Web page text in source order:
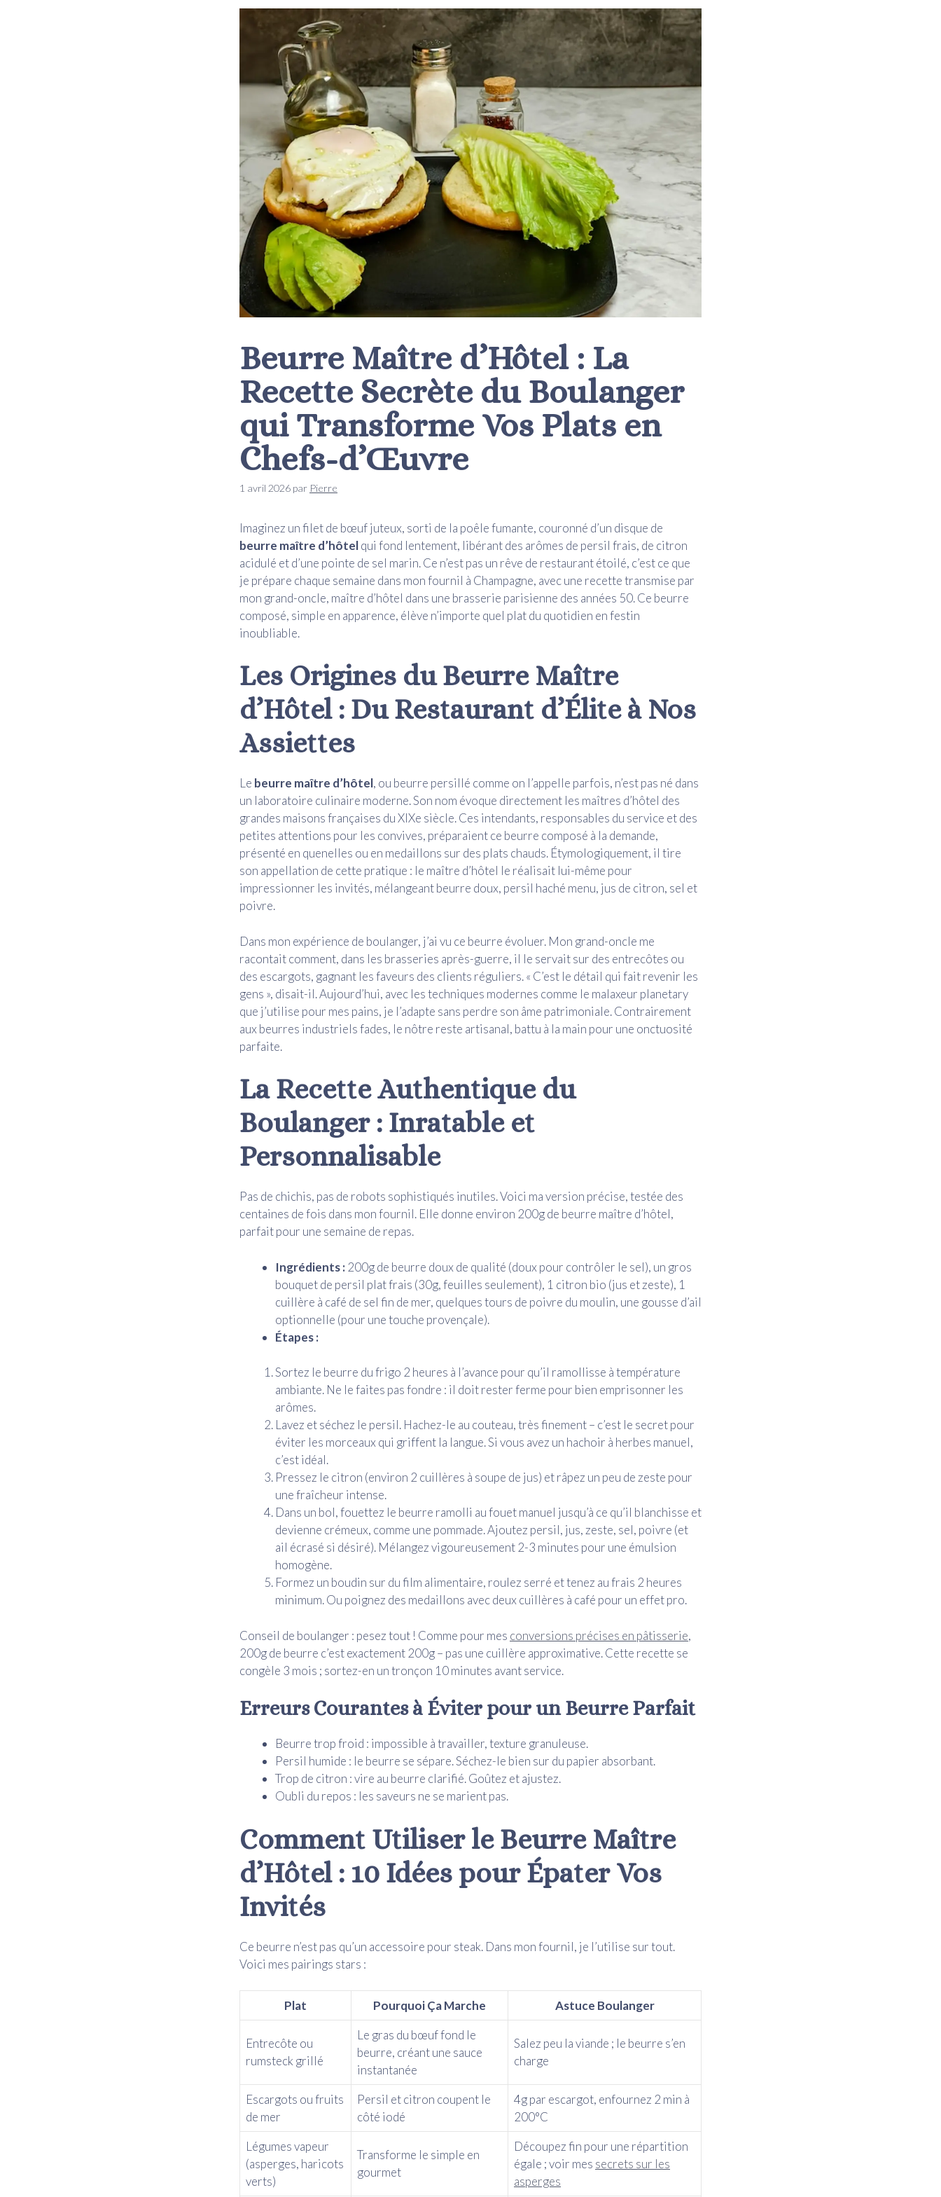
Beurre Maître d’Hôtel : La
Recette Secrète du Boulanger
qui Transforme Vos Plats en
Chefs-d’Œuvre
1 avril 2026 par Pierre
Imaginez un filet de bœuf juteux, sorti de la poêle fumante, couronné d’un disque de
beurre maître d’hôtelqui fond lentement, libérant des arômes de persil frais, de citron
acidulé et d’une pointe de sel marin. Ce n’est pas un rêve de restaurant étoilé, c’est ce que
je prépare chaque semaine dans mon fournil à Champagne, avec une recette transmise par
mon grand-oncle, maître d’hôtel dans une brasserie parisienne des années 50. Ce beurre
composé, simple en apparence, élève n’importe quel plat du quotidien en festin
inoubliable.
Les Origines du Beurre Maître
d’Hôtel : Du Restaurant d’Élite à Nos
Assiettes
Le beurre maître d’hôtel, ou beurre persillé comme on l’appelle parfois, n’est pas né dans
un laboratoire culinaire moderne. Son nom évoque directement les maîtres d’hôtel des
grandes maisons françaises du XIXe siècle. Ces intendants, responsables du service et des
petites attentions pour les convives, préparaient ce beurre composé à la demande,
présenté en quenelles ou en medaillons sur des plats chauds. Étymologiquement, il tire
son appellation de cette pratique : le maître d’hôtel le réalisait lui-même pour
impressionner les invités, mélangeant beurre doux, persil haché menu, jus de citron, sel et
poivre.
Dans mon expérience de boulanger, j’ai vu ce beurre évoluer. Mon grand-oncle me
racontait comment, dans les brasseries après-guerre, il le servait sur des entrecôtes ou
des escargots, gagnant les faveurs des clients réguliers. « C’est le détail qui fait revenir les
gens », disait-il. Aujourd’hui, avec les techniques modernes comme le malaxeur planetary
que j’utilise pour mes pains, je l’adapte sans perdre son âme patrimoniale. Contrairement
aux beurres industriels fades, le nôtre reste artisanal, battu à la main pour une onctuosité
parfaite.
La Recette Authentique du
Boulanger : Inratable et
Personnalisable
Pas de chichis, pas de robots sophistiqués inutiles. Voici ma version précise, testée des
centaines de fois dans mon fournil. Elle donne environ 200g de beurre maître d’hôtel,
parfait pour une semaine de repas.
Ingrédients : 200g de beurre doux de qualité (doux pour contrôler le sel), un gros
bouquet de persil plat frais (30g, feuilles seulement), 1 citron bio (jus et zeste), 1
cuillère à café de sel fin de mer, quelques tours de poivre du moulin, une gousse d’ail
optionnelle (pour une touche provençale).
Étapes :
Sortez le beurre du frigo 2 heures à l’avance pour qu’il ramollisse à température
ambiante. Ne le faites pas fondre : il doit rester ferme pour bien emprisonner les
arômes.
Lavez et séchez le persil. Hachez-le au couteau, très finement – c’est le secret pour
éviter les morceaux qui griffent la langue. Si vous avez un hachoir à herbes manuel,
c’est idéal.
Pressez le citron (environ 2 cuillères à soupe de jus) et râpez un peu de zeste pour
une fraîcheur intense.
Dans un bol, fouettez le beurre ramolli au fouet manuel jusqu’à ce qu’il blanchisse et
devienne crémeux, comme une pommade. Ajoutez persil, jus, zeste, sel, poivre (et
ail écrasé si désiré). Mélangez vigoureusement 2-3 minutes pour une émulsion
homogène.
Formez un boudin sur du film alimentaire, roulez serré et tenez au frais 2 heures
minimum. Ou poignez des medaillons avec deux cuillères à café pour un effet pro.
Conseil de boulanger : pesez tout ! Comme pour mes conversions précises en pâtisserie,
200g de beurre c’est exactement 200g – pas une cuillère approximative. Cette recette se
congèle 3 mois ; sortez-en un tronçon 10 minutes avant service.
Erreurs Courantes à Éviter pour un Beurre Parfait
Beurre trop froid : impossible à travailler, texture granuleuse.
Persil humide : le beurre se sépare. Séchez-le bien sur du papier absorbant.
Trop de citron : vire au beurre clarifié. Goûtez et ajustez.
Oubli du repos : les saveurs ne se marient pas.
Comment Utiliser le Beurre Maître
d’Hôtel : 10 Idées pour Épater Vos
Invités
Ce beurre n’est pas qu’un accessoire pour steak. Dans mon fournil, je l’utilise sur tout.
Voici mes pairings stars :
Plat Pourquoi Ça Marche Astuce Boulanger
Entrecôte ou
rumsteck grillé
Le gras du bœuf fond le
beurre, créant une sauce
instantanée
Salez peu la viande ; le beurre s’en
charge
Escargots ou fruits
de mer
Persil et citron coupent le
côté iodé
4g par escargot, enfournez 2 min à
200°C
Légumes vapeur
(asperges, haricots
verts)
Transforme le simple en
gourmet
Découpez fin pour une répartition
égale ; voir mes secrets sur les
asperges